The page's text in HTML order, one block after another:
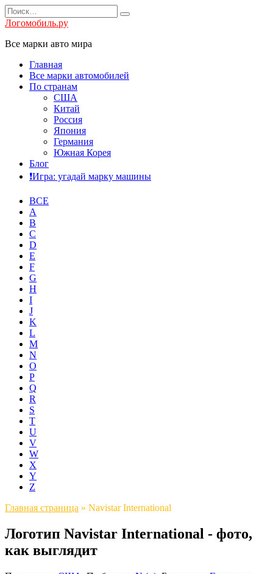
Перейти
к
Search
for:
Логомобиль.ру
Все марки авто мира
Главная
Все марки автомобилей
По странам
США
Китай
Россия
Япония
Германия
Южная Корея
Блог
❗️Игра: угадай марку машины
ВСЕ
A
B
C
D
E
F
G
H
I
J
K
L
M
N
O
P
Q
R
S
T
U
V
W
X
Y
Z
Главная страница » Navistar International
Логотип Navistar International - фото,
как выглядит